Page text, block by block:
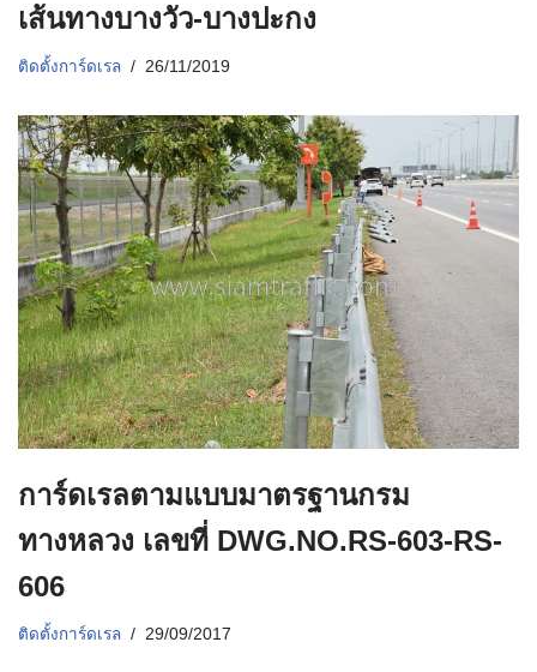
เส้นทางบางวัว-บางปะกง
ติดตั้งการ์ดเรล 26/11/2019
การ์ดเรลตามแบบมาตรฐานกรม
ทางหลวง เลขที่ DWG.NO.RS-603-RS-
606
ติดตั้งการ์ดเรล 29/09/2017